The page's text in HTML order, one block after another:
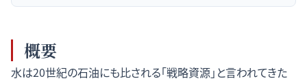
概要
水は20世紀の石油にも比される「戦略資源」と言われてきた